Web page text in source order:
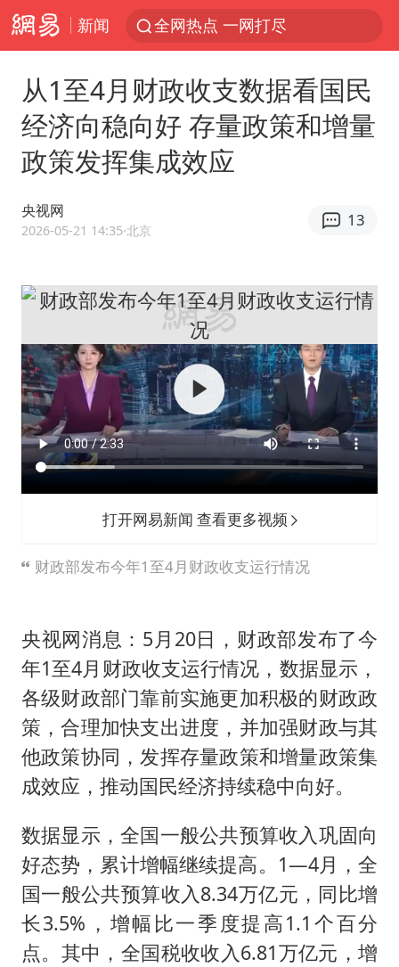
新闻 全网热点 一网打尽
从1至4月财政收支数据看国民
经济向稳向好 存量政策和增量
政策发挥集成效应
央视网
2026-05-21 14:35·北京
13
打开网易新闻 查看更多视频
财政部发布今年1至4月财政收支运行情况
央视网消息：5月20日，财政部发布了今
年1至4月财政收支运行情况，数据显示，
各级财政部门靠前实施更加积极的财政政
策，合理加快支出进度，并加强财政与其
他政策协同，发挥存量政策和增量政策集
成效应，推动国民经济持续稳中向好。
数据显示，全国一般公共预算收入巩固向
好态势，累计增幅继续提高。1—4月，全
国一般公共预算收入8.34万亿元，同比增
长3.5%，增幅比一季度提高1.1个百分
点。其中，全国税收收入6.81万亿元，增